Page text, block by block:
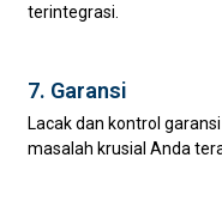
terintegrasi.
7. Garansi
Lacak dan kontrol
masalah krusial Anda